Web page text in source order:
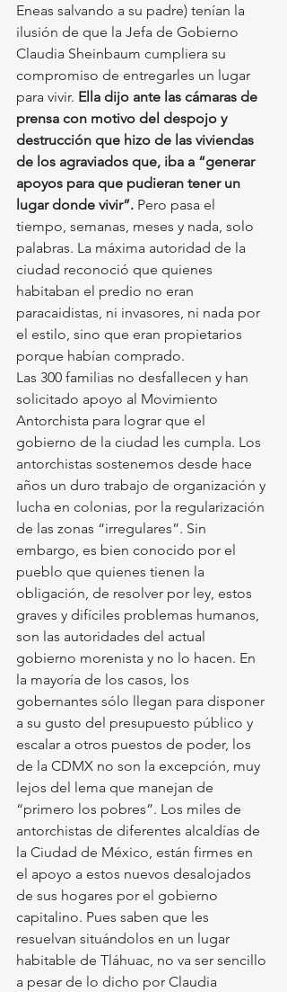
Eneas salvando a su padre) tenían la
ilusión de que la Jefa de Gobierno
Claudia Sheinbaum cumpliera su
compromiso de entregarles un lugar
para vivir. Ella dijo ante las cámaras de
prensa con motivo del despojo y
destrucción que hizo de las viviendas
de los agraviados que, iba a “generar
apoyos para que pudieran tener un
lugar donde vivir”. Pero pasa el
tiempo, semanas, meses y nada, solo
palabras. La máxima autoridad de la
ciudad reconoció que quienes
habitaban el predio no eran
paracaidistas, ni invasores, ni nada por
el estilo, sino que eran propietarios
porque habían comprado.
Las 300 familias no desfallecen y han
solicitado apoyo al Movimiento
Antorchista para lograr que el
gobierno de la ciudad les cumpla. Los
antorchistas sostenemos desde hace
años un duro trabajo de organización y
lucha en colonias, por la regularización
de las zonas “irregulares”. Sin
embargo, es bien conocido por el
pueblo que quienes tienen la
obligación, de resolver por ley, estos
graves y difíciles problemas humanos,
son las autoridades del actual
gobierno morenista y no lo hacen. En
la mayoría de los casos, los
gobernantes sólo llegan para disponer
a su gusto del presupuesto público y
escalar a otros puestos de poder, los
de la CDMX no son la excepción, muy
lejos del lema que manejan de
“primero los pobres”. Los miles de
antorchistas de diferentes alcaldías de
la Ciudad de México, están firmes en
el apoyo a estos nuevos desalojados
de sus hogares por el gobierno
capitalino. Pues saben que les
resuelvan situándolos en un lugar
habitable de Tláhuac, no va ser sencillo
a pesar de lo dicho por Claudia